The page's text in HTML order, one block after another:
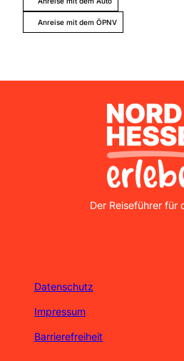
Anreise mit dem ÖPNV
Nordhessen Erleben
Der Reiseführer für
Datenschutz
Impressum
Barrierefreiheit